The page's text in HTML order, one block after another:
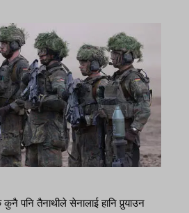
पनि तैनाथीले सेनालाई हानि पुर्‍याउन